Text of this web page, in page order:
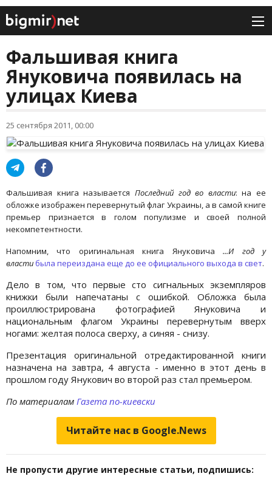
Фальшивая книга
Януковича появилась на
улицах Киева
25 сентября 2011, 00:00
Фальшивая книга называется Последний год во власти: на ее
обложке изображен перевернутый флаг Украины, а в самой книге
премьер признается в голом популизме и своей полной
некомпетентности.
Напомним, что оригинальная книга Януковича...И год у
власти была переиздана еще до ее официального выхода в свет.
Дело в том, что первые сто сигнальных экземпляров
книжки были напечатаны с ошибкой. Обложка была
проиллюстрирована фотографией Януковича и
национальным флагом Украины перевернутым вверх
ногами: желтая полоса сверху, а синяя - снизу.
Презентация оригинальной отредактированной книги
назначена на завтра, 4 августа - именно в этот день в
прошлом году Янукович во второй раз стал премьером.
По материалам Газета по-киевски
Читайте нас в Google.News
Не пропусти другие интересные статьи, подпишись: